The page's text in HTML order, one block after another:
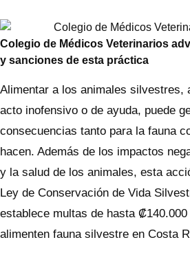
Colegio de Médicos Veterinarios
y sanciones de esta práctica
Alimentar a los animales silvestres,
acto inofensivo o de ayuda, puede
consecuencias tanto para la fauna
hacen. Además de los impactos
y la salud de los animales, esta
Ley de Conservación de Vida
establece multas de hasta ₡140.000
alimenten fauna silvestre en Costa